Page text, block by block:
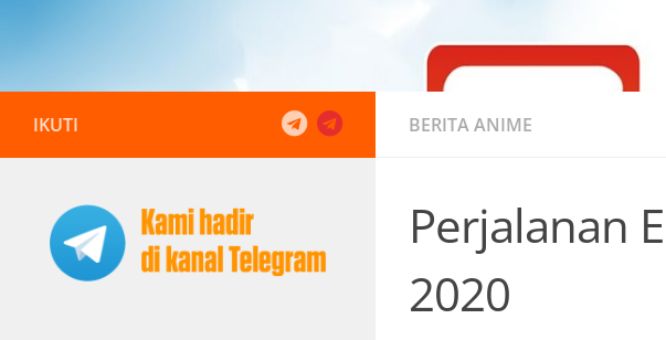
BERITA ANIME
Perjalanan
2020
IKUTI